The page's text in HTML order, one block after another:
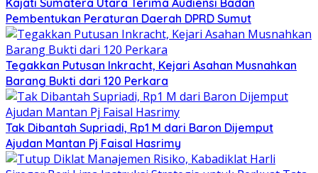
Pembentukan Peraturan Daerah DPRD Sumut
Tegakkan Putusan Inkracht, Kejari Asahan Musnahkan
Barang Bukti dari 120 Perkara
Tak Dibantah Supriadi, Rp1 M dari Baron Dijemput
Ajudan Mantan Pj Faisal Hasrimy